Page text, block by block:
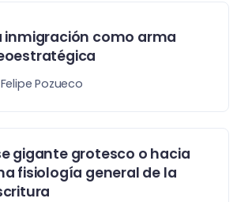
inmigración como arma
Felipe Pozueco
gigante grotesco o hacia
fisiología general de la